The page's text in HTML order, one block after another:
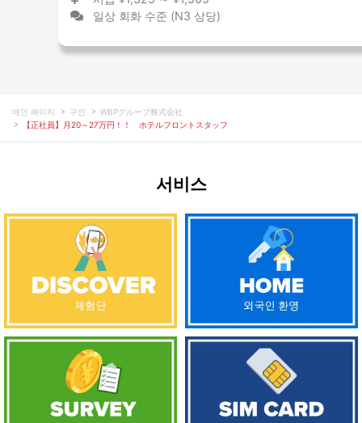
일상 회화 수준 (N3 상당)
메인 페이지 구인
WBPグループ株式会社
【正社員】月20～27万円！！ ホテルフロントスタッフ
서비스